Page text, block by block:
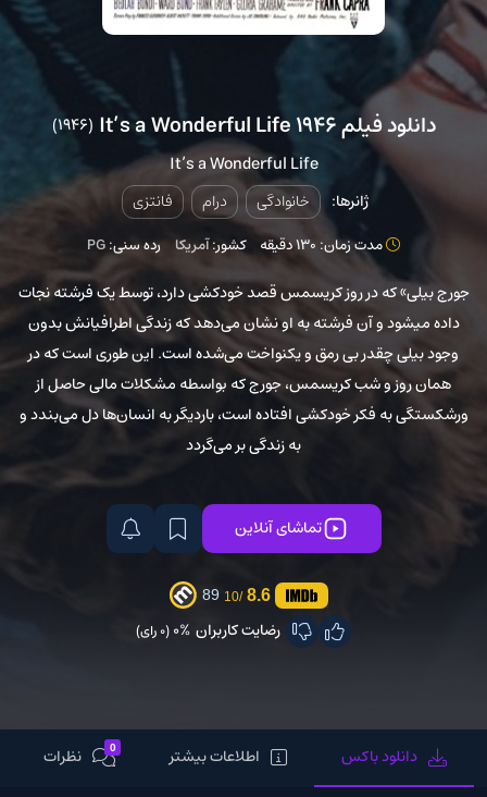
دانلود فیلم It’s a Wonderful Life 1946 (1946)
It’s a Wonderful Life
ژانرها: خانوادگی درام فانتزی
مدت زمان: 130 دقیقه کشور:آمریکا رده سنی:PG
جورج بیلی» که در روز کریسمس قصد خودکشی دارد، توسط یک فرشته نجات
داده میشود و آن فرشته به او نشان می‌دهد که زندگی اطرافیانش بدون
وجود بیلی چقدر بی رمق و یکنواخت می‌شده است. این طوری است که در
همان روز و شب کریسمس، جورج که بواسطه مشکلات مالی حاصل از
ورشکستگی به فکر خودکشی افتاده است،‌ باردیگر به انسان‌ها دل می‌بندد و
به زندگی بر می‌گردد
تماشای آنلاین
8.6
/10
89
رضایت کاربران 0%(0 رای)
دانلود باکس اطلاعات بیشتر 0 نظرات